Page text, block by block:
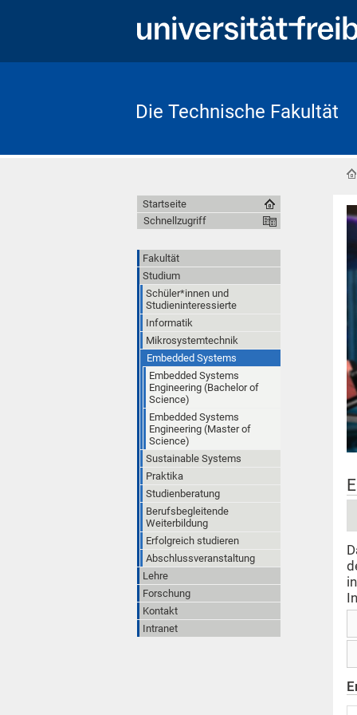
Die Technische Fakultät
Startseite
Schnellzugriff
Fakultät
Studium
Schüler*innen und
Studieninteressierte
Informatik
Mikrosystemtechnik
Embedded Systems
Embedded Systems
Engineering (Bachelor of
Science)
Embedded Systems
Engineering (Master of
Science)
Sustainable Systems
Praktika
Studienberatung
Berufsbegleitende
Weiterbildung
Erfolgreich studieren
Abschlussveranstaltung
Lehre
Forschung
Kontakt
Intranet